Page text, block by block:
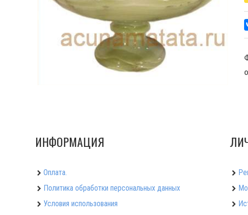
ИНФОРМАЦИЯ
Оплата.
Политика обработки персональных данных
Условия использования